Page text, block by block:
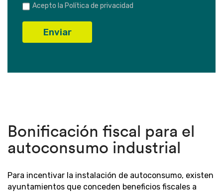
Acepto la Política de privacidad
Bonificación fiscal para el
autoconsumo industrial
Para incentivar la instalación de autoconsumo, existen
ayuntamientos que conceden beneficios fiscales a